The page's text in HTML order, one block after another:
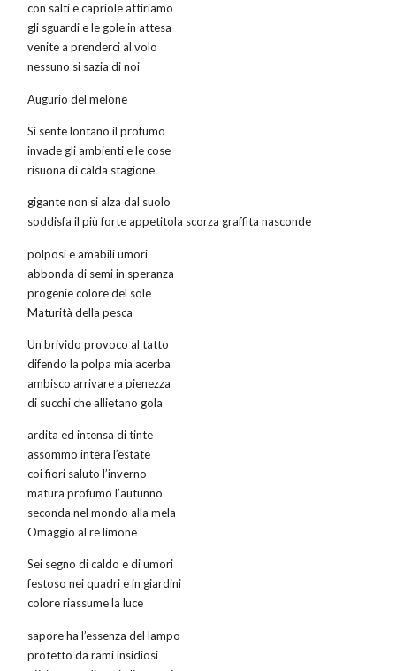
con salti e capriole attiriamo
gli sguardi e le gole in attesa
venite a prenderci al volo
nessuno si sazia di noi
Augurio del melone
Si sente lontano il profumo
invade gli ambienti e le cose
risuona di calda stagione
gigante non si alza dal suolo
soddisfa il più forte appetitola scorza graffita nasconde
polposi e amabili umori
abbonda di semi in speranza
progenie colore del sole
Maturità della pesca
Un brivido provoco al tatto
difendo la polpa mia acerba
ambisco arrivare a pienezza
di succhi che allietano gola
ardita ed intensa di tinte
assommo intera l’estate
coi fiori saluto l’inverno
matura profumo l’autunno
seconda nel mondo alla mela
Omaggio al re limone
Sei segno di caldo e di umori
festoso nei quadri e in giardini
colore riassume la luce
sapore ha l’essenza del lampo
protetto da rami insidiosi